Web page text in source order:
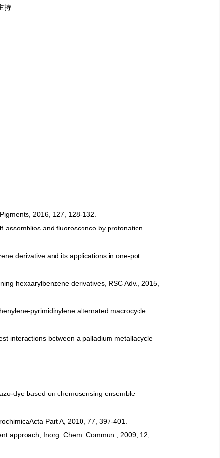
持
2016, 127, 128-132.
assemblies and fluorescence by protonation-
derivative and its applications in one-pot
hexaarylbenzene derivatives, RSC Adv., 2015,
pyrimidinylene alternated macrocycle
interactions between a palladium metallacycle
dye based on chemosensing ensemble
Part A, 2010, 77, 397-401.
approach, Inorg. Chem. Commun., 2009, 12,